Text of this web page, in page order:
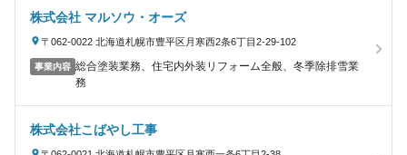
株式会社 マルソウ・オーズ
〒062-0022 北海道札幌市豊平区月寒西2条6丁目2-29-102
事業内容 総合塗装業務、住宅内外装リフォーム全般、冬季除排雪業
務
株式会社こばやし工事